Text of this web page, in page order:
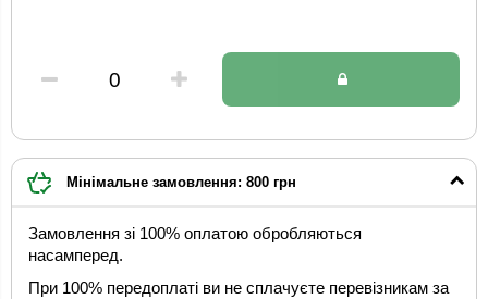
Мінімальне замовлення: 800 грн
Замовлення зі 100% оплатою обробляються
насамперед.
При 100% передоплаті ви не сплачуєте перевізникам за